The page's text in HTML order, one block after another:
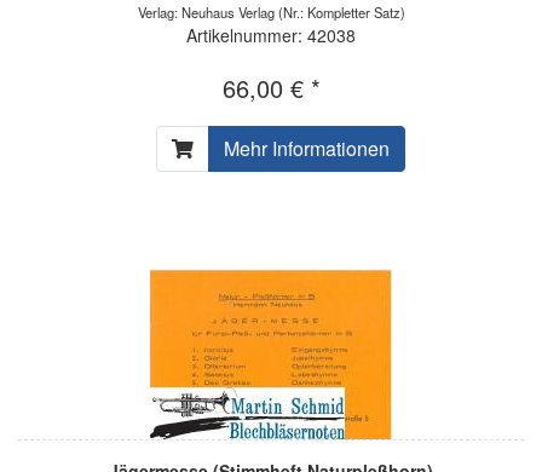
Verlag: Neuhaus Verlag(Nr.: Kompletter Satz)
Artikelnummer: 42038
66,00 € *
Mehr Informationen